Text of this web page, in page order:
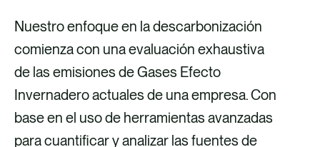
n
k
Nuestro enfoque en la descarbonización
comienza con una evaluación exhaustiva
de las emisiones de Gases Efecto
Invernadero actuales de una empresa. Con
base en el uso de herramientas avanzadas
para cuantificar y analizar las fuentes de